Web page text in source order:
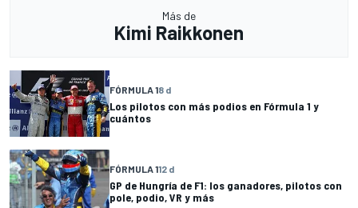
Más de
Kimi Raikkonen
FÓRMULA 18 d
Los pilotos con más podios en Fórmula 1 y
cuántos
FÓRMULA 112 d
GP de Hungría de F1: los ganadores, pilotos con
pole, podio, VR y más